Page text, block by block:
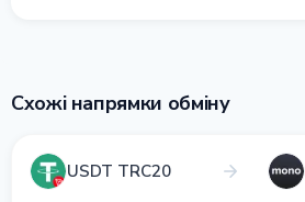
Схожі напрямки обміну
USDT TRC20